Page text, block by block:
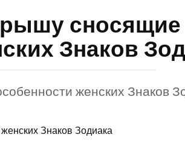
сносящие
Знаков
женских Знаков